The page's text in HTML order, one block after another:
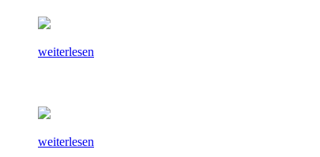
weiterlesen
weiterlesen